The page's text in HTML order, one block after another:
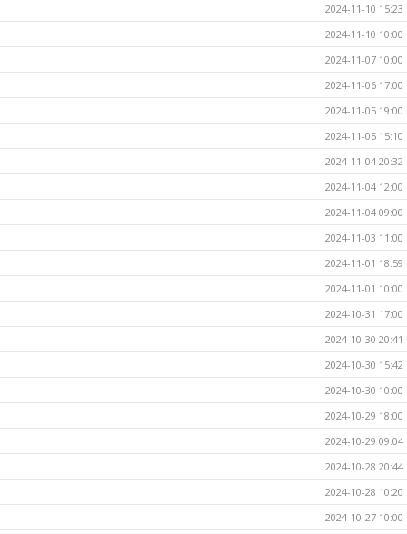
2024-11-10 15:23
2024-11-10 10:00
2024-11-07 10:00
2024-11-06 17:00
2024-11-05 19:00
2024-11-05 15:10
2024-11-04 20:32
2024-11-04 12:00
2024-11-04 09:00
2024-11-03 11:00
2024-11-01 18:59
2024-11-01 10:00
2024-10-31 17:00
2024-10-30 20:41
2024-10-30 15:42
2024-10-30 10:00
2024-10-29 18:00
2024-10-29 09:04
2024-10-28 20:44
2024-10-28 10:20
2024-10-27 10:00